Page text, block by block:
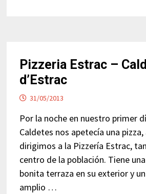
Pizzeria Estrac –
d’Estrac
31/05/2013
Por la noche en nuestro primer
Caldetes nos apetecía una pizza,
dirigimos a la Pizzería Estrac,
centro de la población. Tiene
bonita terraza en su exterior y
amplio …